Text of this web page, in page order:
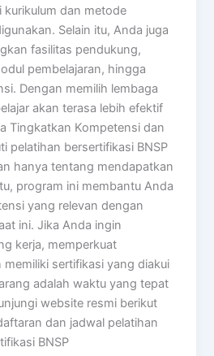
kurikulum dan metode
Selain itu, Anda juga
fasilitas pendukung,
pembelajaran, hingga
Dengan memilih lembaga
akan terasa lebih efektif
Tingkatkan Kompetensi dan
pelatihan bersertifikasi BNSP
hanya tentang mendapatkan
program ini membantu Anda
yang relevan dengan
ini. Jika Anda ingin
kerja, memperkuat
sertifikasi yang diakui
adalah waktu yang tepat
website resmi berikut
dan jadwal pelatihan
BNSP